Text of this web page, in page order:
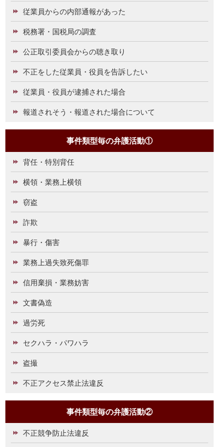
従業員からの内部通報があった
税務署・国税局の調査
公正取引委員会からの聴き取り
不正をした従業員・役員を告訴したい
従業員・役員が逮捕された場合
報道されそう・報道された場合について
事件類型毎の弁護活動①
背任・特別背任
横領・業務上横領
窃盗
詐欺
暴行・傷害
業務上過失致死傷罪
信用棄損・業務妨害
文書偽造
過労死
セクハラ・パワハラ
盗撮
不正アクセス禁止法違反
事件類型毎の弁護活動②
不正競争防止法違反